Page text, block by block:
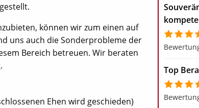
können wir zum einen auf
uns auch die Sonderprobleme der
Bereich betreuen. Wir beraten
Ehen wird geschieden)
Top